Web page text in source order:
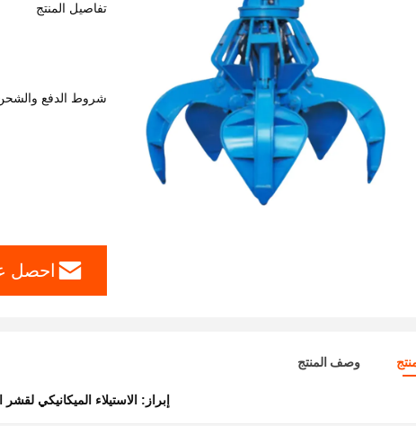
تفاصيل المنتج
شروط الدفع
احصل
وصف المنتج
إبراز: الاستيلاء الميكانيكي لقشر